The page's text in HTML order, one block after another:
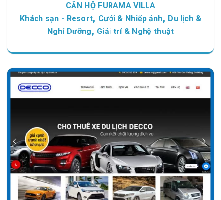
CĂN HỘ FURAMA VILLA
Khách sạn - Resort, Cưới & Nhiếp ảnh, Du lịch &
Nghỉ Dưỡng, Giải trí & Nghệ thuật
Chi tiết Xem giao diện